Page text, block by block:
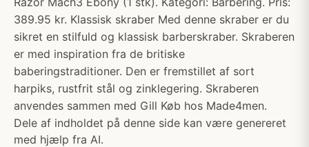
389.95 kr. Klassisk skraber Med denne skraber er du
sikret en stilfuld og klassisk barberskraber. Skraberen
er med inspiration fra de britiske
baberingstraditioner. Den er fremstillet af sort
harpiks, rustfrit stål og zinklegering. Skraberen
anvendes sammen med Gill Køb hos Made4men.
Dele af indholdet på denne side kan være genereret
med hjælp fra AI.